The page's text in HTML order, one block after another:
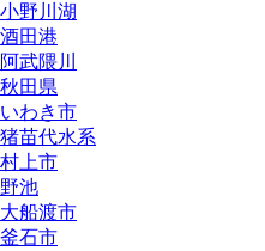
小野川湖
酒田港
阿武隈川
秋田県
いわき市
猪苗代水系
村上市
野池
大船渡市
釜石市